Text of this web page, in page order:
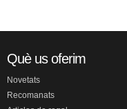
Què us oferim
Novetats
Recomanats